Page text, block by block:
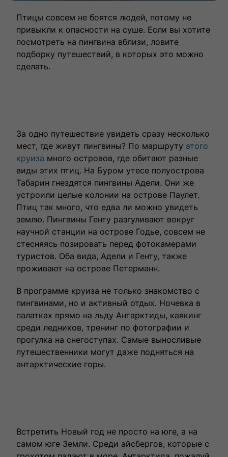
Птицы совсем не боятся людей, потому не
привыкли к опасности на суше. Если вы хотите
посмотреть на пингвина вблизи, ловите
подборку путешествий, в которых это можно
сделать.
За одно путешествие увидеть сразу несколько
мест, где живут пингвины? По маршруту этого
круиза много островов, где обитают разные
виды этих птиц. На Буром утесе полуострова
Табарин гнездятся пингвины Адели. Они же
устроили целые колонии на острове Паулет.
Птиц так много, что едва ли можно увидеть
землю. Пингвины Генту разгуливают вокруг
научной станции на острове Годье, совсем не
стесняясь позировать перед фотокамерами
туристов. Оба вида, Адели и Генту, также
проживают на острове Петерманн.
В программе круиза не только знакомство с
пингвинами, но и активный отдых. Ночевка в
палатках прямо на льду Антарктиды, каякинг
среди ледников, тренинг по фотографии и
прогулка на снегоступах. Самые выносливые
путешественники могут даже подняться на
антарктические горы.
Встретить Новый год не просто на юге, а на
самом юге Земли. Среди айсбергов, которые с